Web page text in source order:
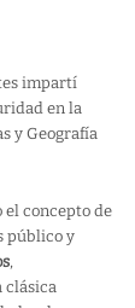
impartí
en la
y Geografía
concepto de
público y
,
clásica